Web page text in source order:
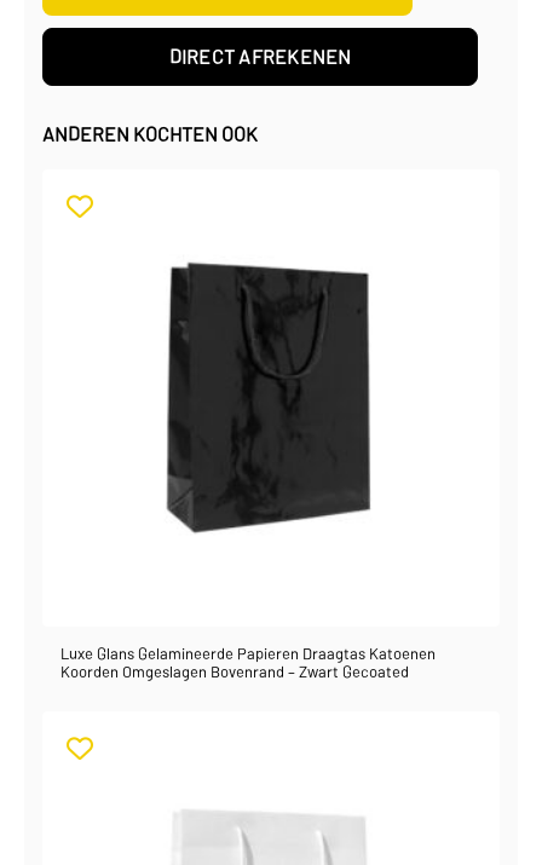
DIRECT AFREKENEN
ANDEREN KOCHTEN OOK
Luxe Glans Gelamineerde Papieren Draagtas Katoenen
Koorden Omgeslagen Bovenrand – Zwart Gecoated